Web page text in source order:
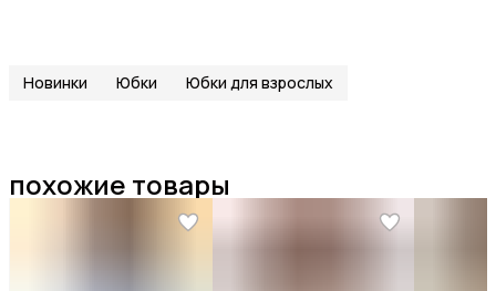
Новинки Юбки Юбки для взрослых
похожие товары